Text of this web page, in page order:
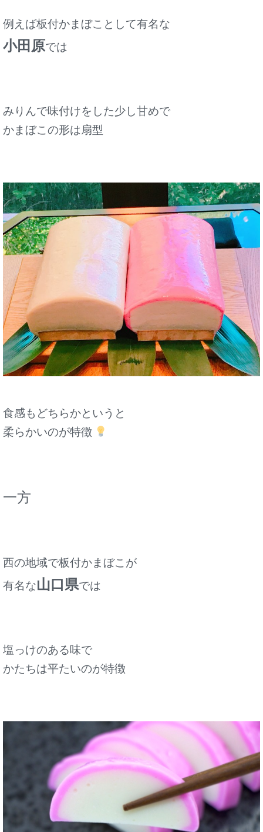
例えば板付かまぼことして有名な
小田原では
みりんで味付けをした少し甘めで
かまぼこの形は扇型
食感もどちらかというと
柔らかいのが特徴
一方
西の地域で板付かまぼこが
有名な山口県では
塩っけのある味で
かたちは平たいのが特徴